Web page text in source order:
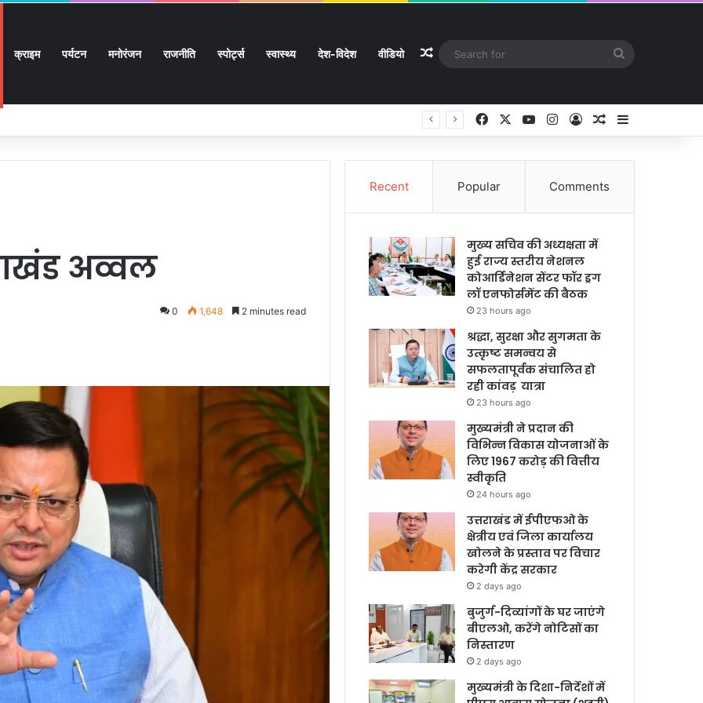
क्राइम पर्यटन मनोरंजन राजनीति स्पोर्ट्स स्वास्थ्य देश-विदेश वीडियो Random Article
Facebook YouTubeInstagram
Log InRandom Article
अव्वल
0 1,648 2 minutes read
Recent Popular Comments
मुख्य सचिव की अध्यक्षता में
हुई राज्य स्तरीय नेशनल
कोआर्डिनेशन सेंटर फॉर ड्रग
लॉ एनफोर्समेंट की बैठक
23 hours ago
श्रद्धा, सुरक्षा और सुगमता के
उत्कृष्ट समन्वय से
सफलतापूर्वक संचालित हो
रही कांवड़ यात्रा
23 hours ago
मुख्यमंत्री ने प्रदान की
विभिन्न विकास योजनाओं के
लिए 1967 करोड़ की वित्तीय
स्वीकृति
24 hours ago
उत्तराखंड में ईपीएफओ के
क्षेत्रीय एवं जिला कार्यालय
खोलने के प्रस्ताव पर विचार
करेगी केंद्र सरकार
2 days ago
बुजुर्ग-दिव्यांगों के घर जाएंगे
बीएलओ, करेंगे नोटिसों का
निस्तारण
2 days ago
मुख्यमंत्री के दिशा-निर्देशों में